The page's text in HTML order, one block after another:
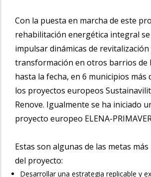
Con la puesta en marcha de este
rehabilitación energética integral
impulsar dinámicas de revitalización
transformación en otros barrios de
hasta la fecha, en 6 municipios más
los proyectos europeos
Renove. Igualmente se ha iniciado
proyecto europeo ELENA-
Estas son algunas de las metas
del proyecto:
Desarrollar una estrategia replicable y